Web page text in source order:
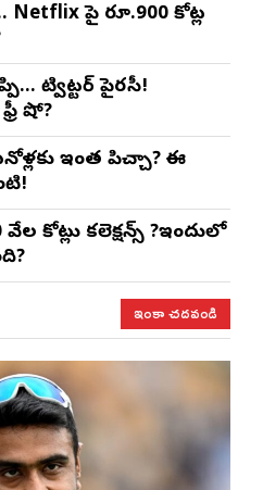
పై రూ.900 కోట్ల
ట్విట్టర్ పైరసీ!
షో?
ఇంత పిచ్చా? ఈ
కోట్లు కలెక్షన్స్ ?ఇందులో
ఇంకా చదవండి